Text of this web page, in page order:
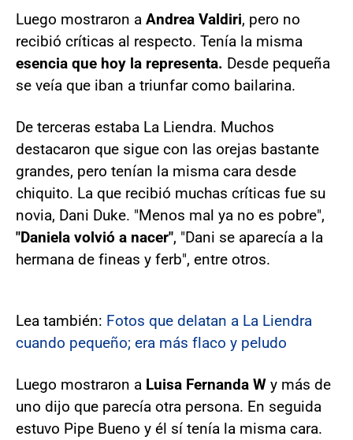
Luego mostraron a Andrea Valdiri, pero no
recibió críticas al respecto. Tenía la misma
esencia que hoy la representa. Desde pequeña
se veía que iban a triunfar como bailarina.
De terceras estaba La Liendra. Muchos
destacaron que sigue con las orejas bastante
grandes, pero tenían la misma cara desde
chiquito. La que recibió muchas críticas fue su
novia, Dani Duke. "Menos mal ya no es pobre",
"Daniela volvió a nacer", "Dani se aparecía a la
hermana de fineas y ferb", entre otros.
Lea también: Fotos que delatan a La Liendra
cuando pequeño; era más flaco y peludo
Luego mostraron a Luisa Fernanda W y más de
uno dijo que parecía otra persona. En seguida
estuvo Pipe Bueno y él sí tenía la misma cara.